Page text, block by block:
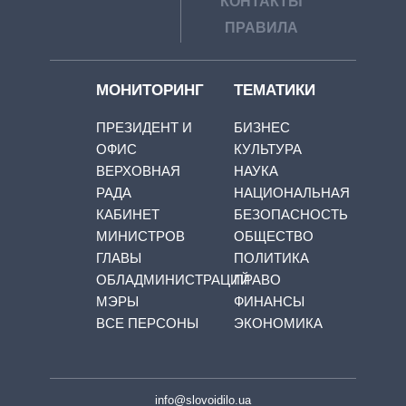
ПРАВИЛА
МОНИТОРИНГ
ПРЕЗИДЕНТ И
ОФИС
ВЕРХОВНАЯ
РАДА
КАБИНЕТ
МИНИСТРОВ
ГЛАВЫ
ОБЛАДМИНИСТРАЦИЙ
МЭРЫ
ВСЕ ПЕРСОНЫ
ТЕМАТИКИ
БИЗНЕС
КУЛЬТУРА
НАУКА
НАЦИОНАЛЬНАЯ
БЕЗОПАСНОСТЬ
ОБЩЕСТВО
ПОЛИТИКА
ПРАВО
ФИНАНСЫ
ЭКОНОМИКА
info@slovoidilo.ua